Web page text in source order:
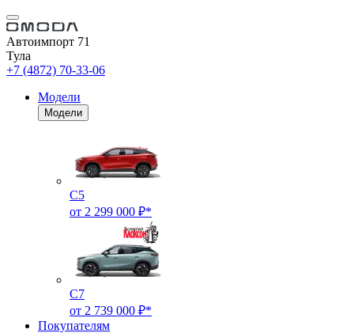
Автоимпорт 71
Тула
+7 (4872) 70-33-06
Модели
Модели
C5
от 2 299 000 ₽*
C7
от 2 739 000 ₽*
Покупателям